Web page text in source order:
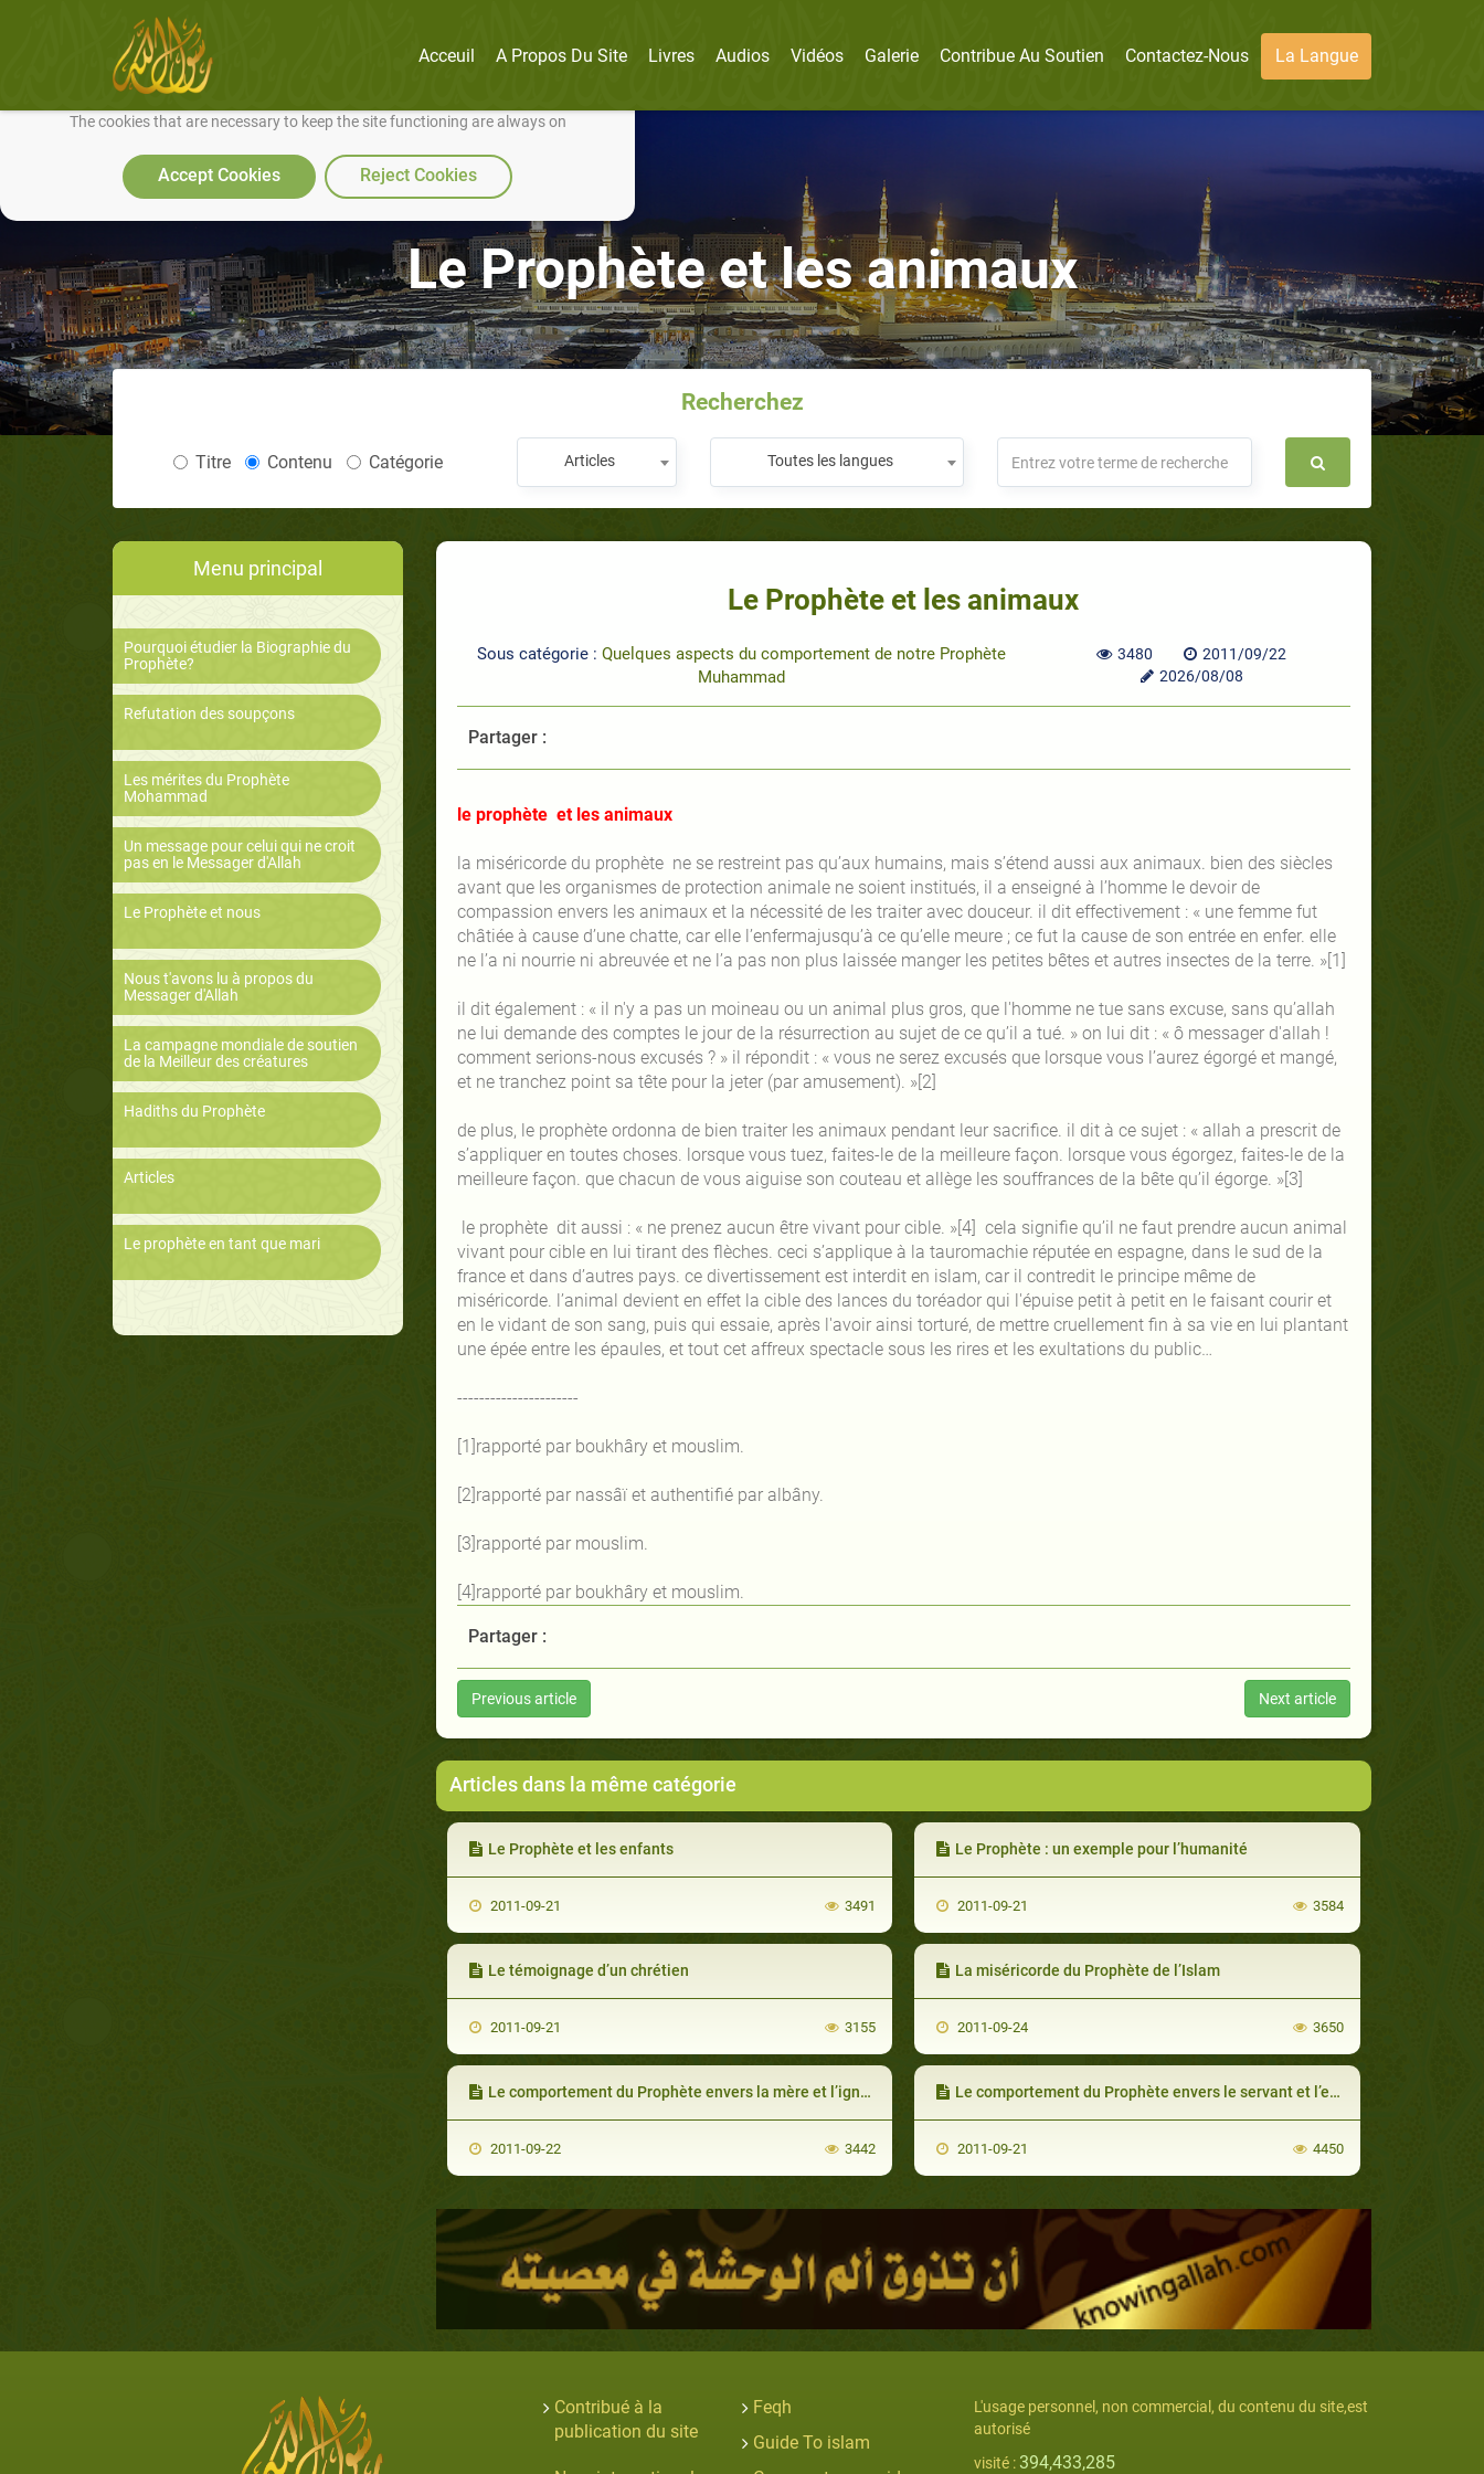
We use cookies to make our site work well for you and so we can continually improve it.
The cookies that are necessary to keep the site functioning are always on
Accept Cookies Reject Cookies
Acceuil A Propos Du Site Livres Audios Vidéos Galerie Contribue Au Soutien Contactez-Nous La Langue
Le Prophète et les animaux
Recherchez
Titre Contenu Catégorie Articles Toutes les langues
Menu principal
Pourquoi étudier la Biographie du
Prophète?
Refutation des soupçons
Les mérites du Prophète
Mohammad
Un message pour celui qui ne croit
pas en le Messager d'Allah
Le Prophète et nous
Nous t'avons lu à propos du
Messager d'Allah
La campagne mondiale de soutien
de la Meilleur des créatures
Hadiths du Prophète
Articles
Le prophète en tant que mari
Le Prophète et les animaux
Sous catégorie :Quelques aspects du comportement de notre Prophète
Muhammad
3480
2011/09/22
2026/08/08
Partager :
le prophète et les animaux
la miséricorde du prophète ne se restreint pas qu’aux humains, mais s’étend aussi aux animaux. bien des siècles
avant que les organismes de protection animale ne soient institués, il a enseigné à l’homme le devoir de
compassion envers les animaux et la nécessité de les traiter avec douceur. il dit effectivement : « une femme fut
châtiée à cause d’une chatte, car elle l’enfermajusqu’à ce qu’elle meure ; ce fut la cause de son entrée en enfer. elle
ne l’a ni nourrie ni abreuvée et ne l’a pas non plus laissée manger les petites bêtes et autres insectes de la terre. »[1]
il dit également : « il n'y a pas un moineau ou un animal plus gros, que l'homme ne tue sans excuse, sans qu’allah
ne lui demande des comptes le jour de la résurrection au sujet de ce qu’il a tué. » on lui dit : « ô messager d'allah !
comment serions-nous excusés ? » il répondit : « vous ne serez excusés que lorsque vous l’aurez égorgé et mangé,
et ne tranchez point sa tête pour la jeter (par amusement). »[2]
de plus, le prophète ordonna de bien traiter les animaux pendant leur sacrifice. il dit à ce sujet : « allah a prescrit de
s’appliquer en toutes choses. lorsque vous tuez, faites-le de la meilleure façon. lorsque vous égorgez, faites-le de la
meilleure façon. que chacun de vous aiguise son couteau et allège les souffrances de la bête qu’il égorge. »[3]
le prophète dit aussi : « ne prenez aucun être vivant pour cible. »[4] cela signifie qu’il ne faut prendre aucun animal
vivant pour cible en lui tirant des flèches. ceci s’applique à la tauromachie réputée en espagne, dans le sud de la
france et dans d’autres pays. ce divertissement est interdit en islam, car il contredit le principe même de
miséricorde. l’animal devient en effet la cible des lances du toréador qui l'épuise petit à petit en le faisant courir et
en le vidant de son sang, puis qui essaie, après l'avoir ainsi torturé, de mettre cruellement fin à sa vie en lui plantant
une épée entre les épaules, et tout cet affreux spectacle sous les rires et les exultations du public…
----------------------
[1]rapporté par boukhâry et mouslim.
[2]rapporté par nassâï et authentifié par albâny.
[3]rapporté par mouslim.
[4]rapporté par boukhâry et mouslim.
Partager :
Previous article Next article
Articles dans la même catégorie
Le Prophète et les enfants
2011-09-21 3491
Le Prophète : un exemple pour l’humanité
2011-09-21 3584
Le témoignage d’un chrétien
2011-09-21 3155
La miséricorde du Prophète de l’Islam
2011-09-24 3650
Le comportement du Prophète envers la mère et l’ignorant
2011-09-22 3442
Le comportement du Prophète envers le servant et l’esclave
2011-09-21 4450
Contribué à la
publication du site
Feqh
Guide To islam
L'usage personnel, non commercial, du contenu du site,est
autorisé
visité : 394,433,285